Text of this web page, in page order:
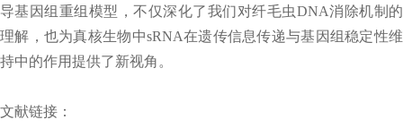
导基因组重组模型，不仅深化了我们对纤毛虫DNA消除机制的
理解，也为真核生物中sRNA在遗传信息传递与基因组稳定性维
持中的作用提供了新视角。
文献链接：